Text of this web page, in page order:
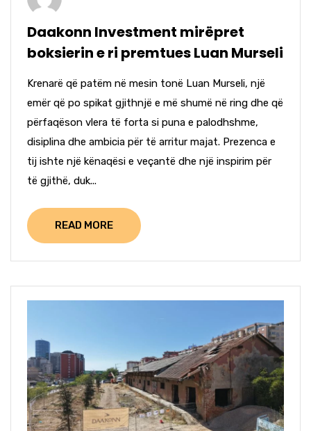
Daakonn Investment mirëpret
boksierin e ri premtues Luan Murseli
Krenarë që patëm në mesin tonë Luan Murseli, një
emër që po spikat gjithnjë e më shumë në ring dhe që
përfaqëson vlera të forta si puna e palodhshme,
disiplina dhe ambicia për të arritur majat. Prezenca e
tij ishte një kënaqësi e veçantë dhe një inspirim për
të gjithë, duk...
READ MORE